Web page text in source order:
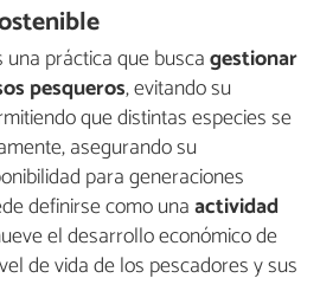
práctica que buscagestionar
pesqueros, evitando su
que distintas especies se
asegurando su
para generaciones
definirse como unaactividad
el desarrollo económico de
de vida de los pescadores y sus